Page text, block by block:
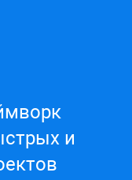
и